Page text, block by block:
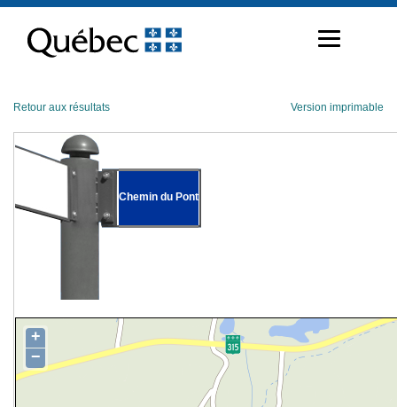
contenu
Retour aux résultats Version imprimable
Chemin du Pont
+
−